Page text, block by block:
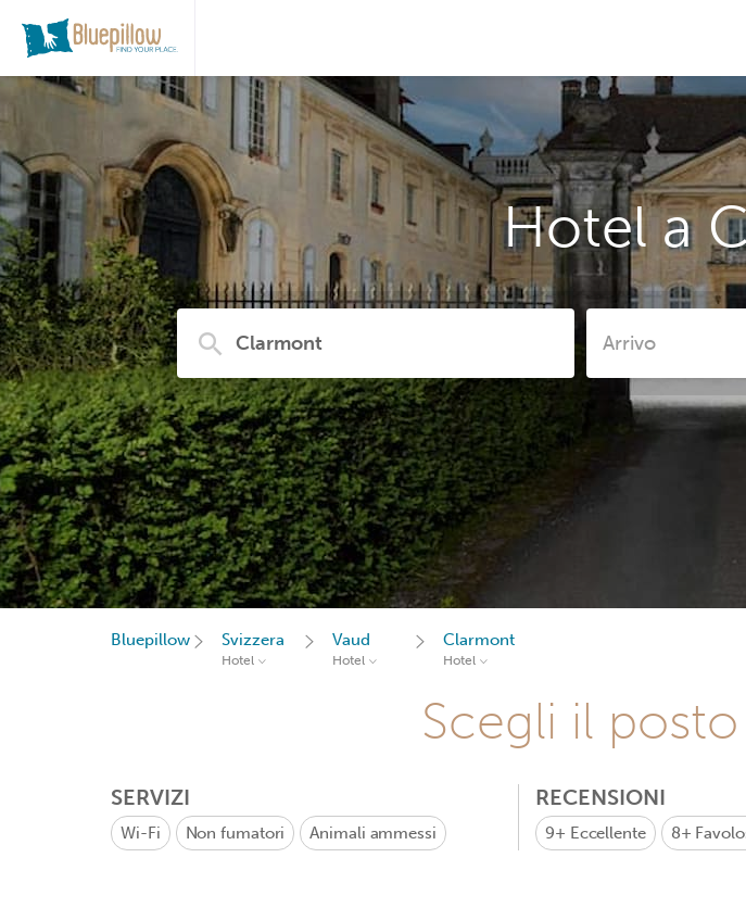
Hotel a
Bluepillow Svizzera
Hotel
Vaud
Hotel
Clarmont
Hotel
Scegli il
SERVIZI
Wi-Fi Non fumatori Animali ammessi
RECENSIONI
9+ Eccellente 8+